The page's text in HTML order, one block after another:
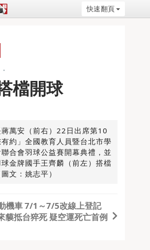
快速翻頁
・
檔開球
萬安（前右）22日出席第10
約」全國教育人員暨台北市學
合會羽球公益賽開幕典禮，並
金牌國手王齊麟（前左）搭檔
文：姚志平）
機車 7/1～7/5改線上登記
貘抵台猝死 疑空運死亡首例